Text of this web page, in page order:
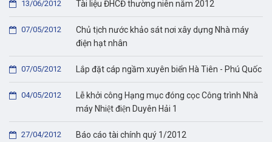
Tài liệu ĐHCĐ thường niên năm 2012
13/06/2012
Chủ tịch nước khảo sát nơi xây dựng Nhà máy
điện hạt nhân
07/05/2012
Lắp đặt cáp ngầm xuyên biển Hà Tiên - Phú Quốc
07/05/2012
Lễ khởi công Hạng mục đóng cọc Công trình Nhà
máy Nhiệt điện Duyên Hải 1
04/05/2012
Báo cáo tài chính quý 1/2012
27/04/2012